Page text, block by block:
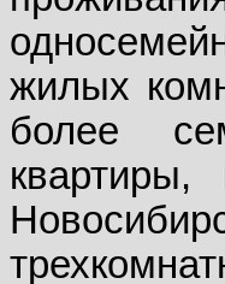
жилых
более